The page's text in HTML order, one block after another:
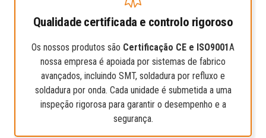
Qualidade certificada e controlo rigoroso
Os nossos produtos são Certificação CE e ISO9001A
nossa empresa é apoiada por sistemas de fabrico
avançados, incluindo SMT, soldadura por refluxo e
soldadura por onda. Cada unidade é submetida a uma
inspeção rigorosa para garantir o desempenho e a
segurança.